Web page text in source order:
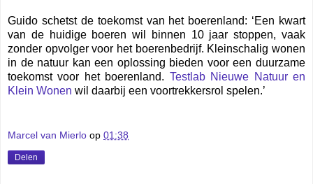
Guido schetst de toekomst van het boerenland: ‘Een kwart
van de huidige boeren wil binnen 10 jaar stoppen, vaak
zonder opvolger voor het boerenbedrijf. Kleinschalig wonen
in de natuur kan een oplossing bieden voor een duurzame
toekomst voor het boerenland. Testlab Nieuwe Natuur en
Klein Wonen wil daarbij een voortrekkersrol spelen.’
Marcel van Mierlo op 01:38
Delen